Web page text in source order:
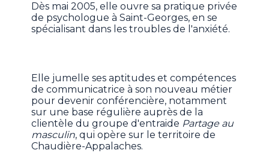
Dès mai 2005, elle ouvre sa pratique privée
de psychologue à Saint-Georges, en se
spécialisant dans les troubles de l'anxiété.
Elle jumelle ses aptitudes et compétences
de communicatrice à son nouveau métier
pour devenir conférencière, notamment
sur une base régulière auprès de la
clientèle du groupe d'entraide Partage au
masculin, qui opère sur le territoire de
Chaudière-Appalaches.